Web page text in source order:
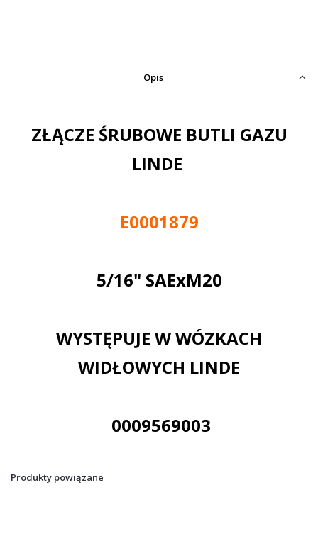
Opis
ZŁĄCZE ŚRUBOWE BUTLI GAZU
LINDE
E0001879
5/16" SAExM20
WYSTĘPUJE W WÓZKACH
WIDŁOWYCH LINDE
0009569003
Produkty powiązane